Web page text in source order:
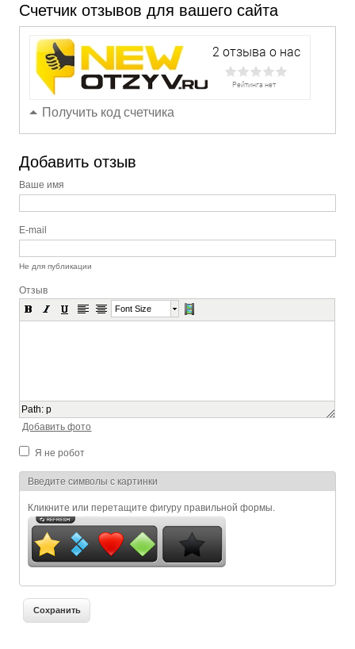
Счетчик отзывов для вашего сайта
Получить код счетчика
Добавить отзыв
Ваше имя
E-mail
Не для публикации
Отзыв
Font Size
Path:p
Добавить фото
Я не робот
Я спамер
Введите символы с картинки
Кликните или перетащите фигуру правильной формы.